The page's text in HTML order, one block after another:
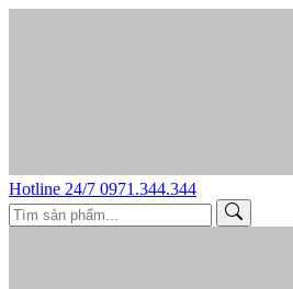
Hotline 24/7 0971.344.344